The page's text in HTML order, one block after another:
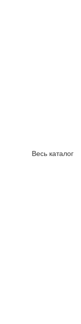
Весь каталог